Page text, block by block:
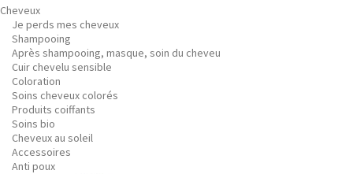
Cheveux
Je perds mes cheveux
Shampooing
Après shampooing, masque, soin du cheveu
Cuir chevelu sensible
Coloration
Soins cheveux colorés
Produits coiffants
Soins bio
Cheveux au soleil
Accessoires
Anti poux